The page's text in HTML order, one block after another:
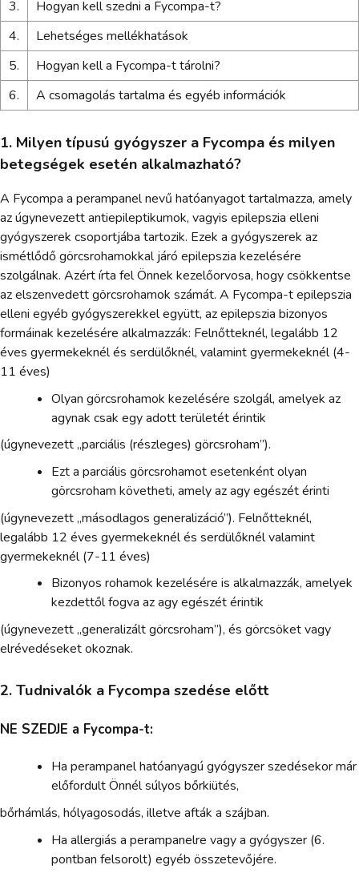
3.
Hogyan kell szedni a Fycompa-t?
4.
Lehetséges mellékhatások
5.
Hogyan kell a Fycompa-t tárolni?
6.
A csomagolás tartalma és egyéb információk
1. Milyen típusú gyógyszer a Fycompa és milyen
betegségek esetén alkalmazható?
A Fycompa a perampanel nevű hatóanyagot tartalmazza, amely
az úgynevezett antiepileptikumok, vagyis epilepszia elleni
gyógyszerek csoportjába tartozik. Ezek a gyógyszerek az
ismétlődő görcsrohamokkal járó epilepszia kezelésére
szolgálnak. Azért írta fel Önnek kezelőorvosa, hogy csökkentse
az elszenvedett görcsrohamok számát. A Fycompa-t epilepszia
elleni egyéb gyógyszerekkel együtt, az epilepszia bizonyos
formáinak kezelésére alkalmazzák: Felnőtteknél, legalább 12
éves gyermekeknél és serdülőknél, valamint gyermekeknél (4-
11 éves)
Olyan görcsrohamok kezelésére szolgál, amelyek az
agynak csak egy adott területét érintik
(úgynevezett „parciális (részleges) görcsroham”).
Ezt a parciális görcsrohamot esetenként olyan
görcsroham követheti, amely az agy egészét érinti
(úgynevezett „másodlagos generalizáció”). Felnőtteknél,
legalább 12 éves gyermekeknél és serdülőknél valamint
gyermekeknél (7-11 éves)
Bizonyos rohamok kezelésére is alkalmazzák, amelyek
kezdettől fogva az agy egészét érintik
(úgynevezett „generalizált görcsroham”), és görcsöket vagy
elrévedéseket okoznak.
2. Tudnivalók a Fycompa szedése előtt
NE SZEDJE a Fycompa-t:
Ha perampanel hatóanyagú gyógyszer szedésekor már
előfordult Önnél súlyos bőrkiütés,
bőrhámlás, hólyagosodás, illetve afták a szájban.
Ha allergiás a perampanelre vagy a gyógyszer (6.
pontban felsorolt) egyéb összetevőjére.